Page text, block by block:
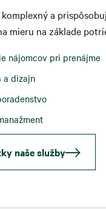
a
mieru na základe
nájomcov pri prenájme
a dizajn
naše služby